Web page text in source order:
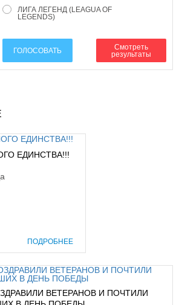
ЛИГА ЛЕГЕНД (LEAGUA OF
LEGENDS)
ГОЛОСОВАТЬ
Смотреть
результаты
ЕДИНСТВА!!!
ПОДРОБНЕЕ
ВЕТЕРАНОВ И ПОЧТИЛИ